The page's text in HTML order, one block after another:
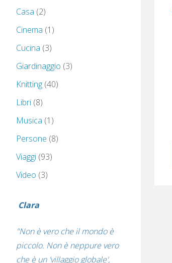
Casa (2)
Cinema (1)
Cucina (3)
Giardinaggio (3)
Knitting (40)
Libri (8)
Musica (1)
Persone (8)
Viaggi (93)
Video (3)
Clara
"Non è vero che il mondo è
piccolo. Non è neppure vero
che è un 'villaggio globale',